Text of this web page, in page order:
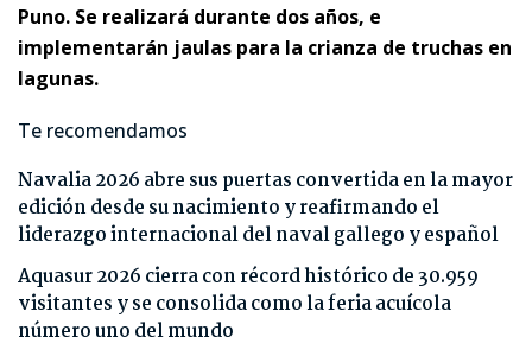
Puno. Se realizará durante dos años, e
implementarán jaulas para la crianza de truchas en
lagunas.
Te recomendamos
Navalia 2026 abre sus puertas convertida en la mayor
edición desde su nacimiento y reafirmando el
liderazgo internacional del naval gallego y español
Aquasur 2026 cierra con récord histórico de 30.959
visitantes y se consolida como la feria acuícola
número uno del mundo